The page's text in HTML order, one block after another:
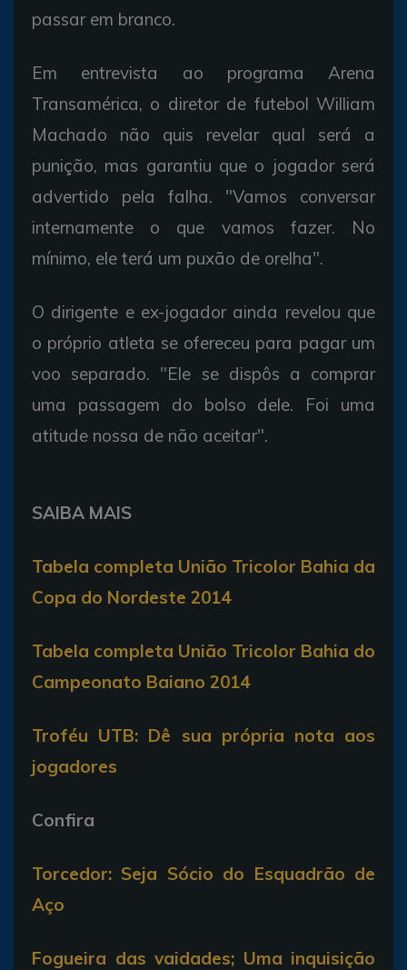
passar em branco.
Em entrevista ao programa Arena
Transamérica, o diretor de futebol William
Machado não quis revelar qual será a
punição, mas garantiu que o jogador será
advertido pela falha. "Vamos conversar
internamente o que vamos fazer. No
mínimo, ele terá um puxão de orelha".
O dirigente e ex-jogador ainda revelou que
o próprio atleta se ofereceu para pagar um
voo separado. "Ele se dispôs a comprar
uma passagem do bolso dele. Foi uma
atitude nossa de não aceitar".
SAIBA MAIS
Tabela completa União Tricolor Bahia da
Copa do Nordeste 2014
Tabela completa União Tricolor Bahia do
Campeonato Baiano 2014
Troféu UTB: Dê sua própria nota aos
jogadores
Confira
Torcedor: Seja Sócio do Esquadrão de
Aço
Fogueira das vaidades; Uma inquisição